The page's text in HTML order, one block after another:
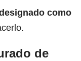
como
de